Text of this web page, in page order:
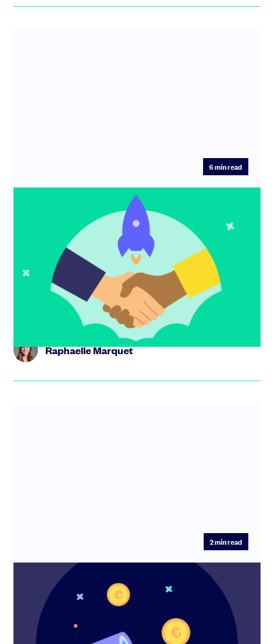
6min read
Trouver le bon associé pour sa startup :
mode d’emploi
S’associer peut être une excellente idée pour lancer
votre startup, à condition de bien réfléchir à la stratégie
Raphaelle Marquet
2min read
Trouver des investisseurs pour sa
startup : les meilleures stratégies pour
réussir